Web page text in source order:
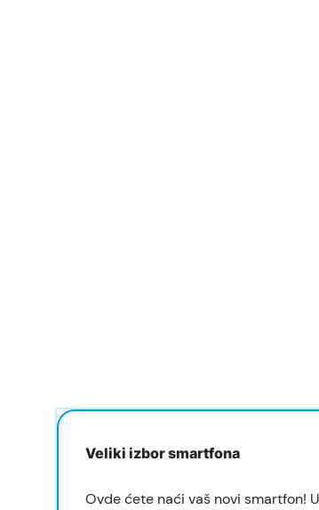
Veliki izbor smartfona
Ovde ćete naći vaš novi smartfon!